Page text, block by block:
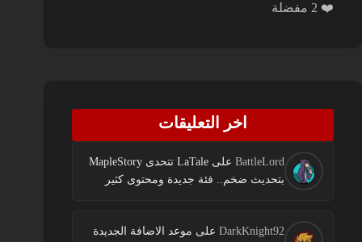
❤️ 2 مفضلة
اخر التعليقات
BattleLord على
LaTale تتحدى MapleStory
بتحديث ضخم.. فئة جديدة ومحتوى كثير
DarkKnight92 على موعد الاضافة الجديدة